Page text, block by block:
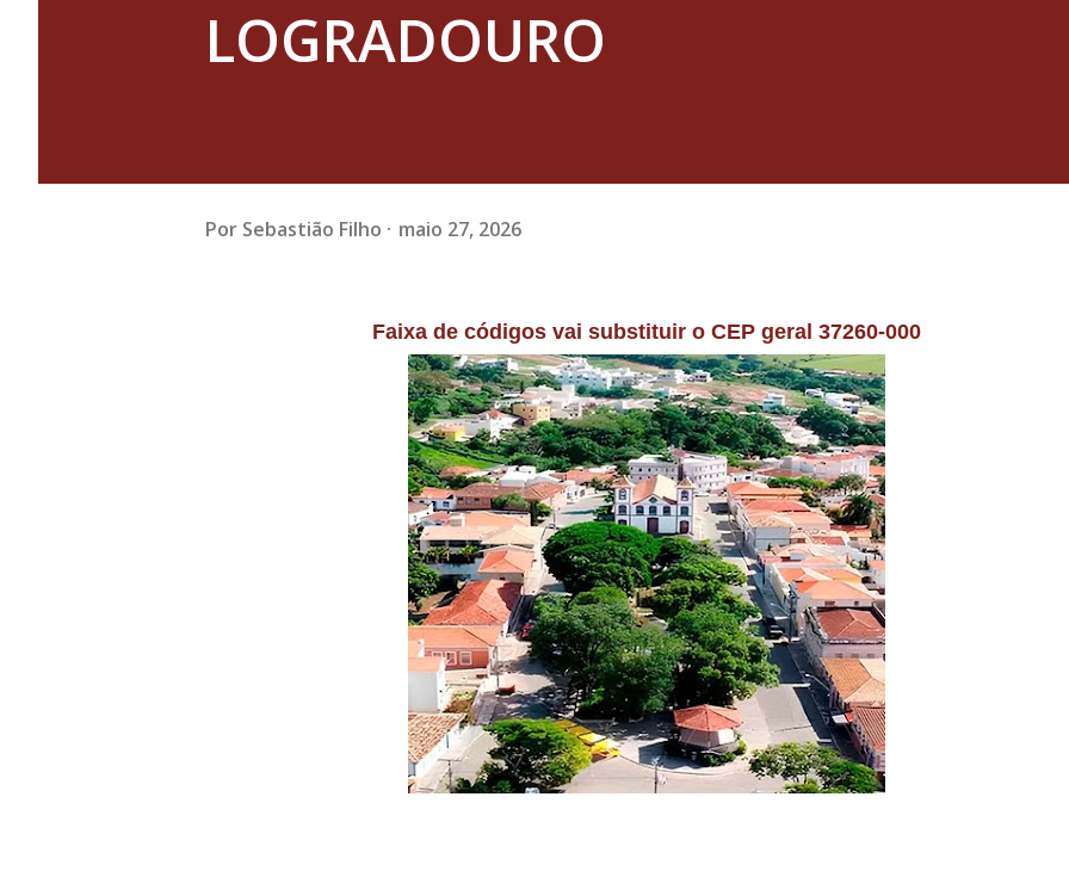
LOGRADOURO
Por Sebastião Filho maio 27, 2026
Faixa de códigos vai substituir o CEP geral 37260-000